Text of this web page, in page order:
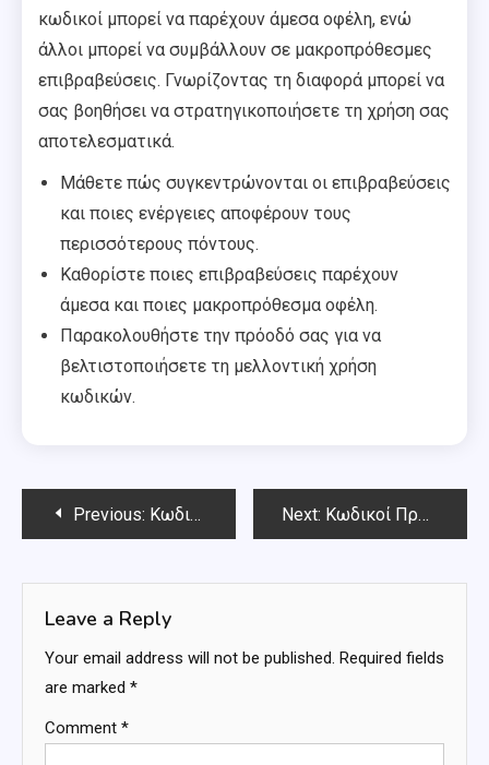
κωδικοί μπορεί να παρέχουν άμεσα οφέλη, ενώ
άλλοι μπορεί να συμβάλλουν σε μακροπρόθεσμες
επιβραβεύσεις. Γνωρίζοντας τη διαφορά μπορεί να
σας βοηθήσει να στρατηγικοποιήσετε τη χρήση σας
αποτελεσματικά.
Μάθετε πώς συγκεντρώνονται οι επιβραβεύσεις
και ποιες ενέργειες αποφέρουν τους
περισσότερους πόντους.
Καθορίστε ποιες επιβραβεύσεις παρέχουν
άμεσα και ποιες μακροπρόθεσμα οφέλη.
Παρακολουθήστε την πρόοδό σας για να
βελτιστοποιήσετε τη μελλοντική χρήση
κωδικών.
PostPrevious: Κωδικοί Προωθητικών Αντικειμένων Roblox: Προσφορές περιορισμένου χρόνου, Αποκλειστικά αντικείμενα, Κωδικοί που δημιουργούνται από χρήστες Next: Κωδικοί Προωθητικών Αντικειμένων Roblox: Αντικείμενα ειδικών εκδηλώσεων, Θεματικά αξεσουάρ, Αποκλειστικός εξοπλισμός
Leave a Reply
Your email address will not be published. Required fields
are marked *
Comment *